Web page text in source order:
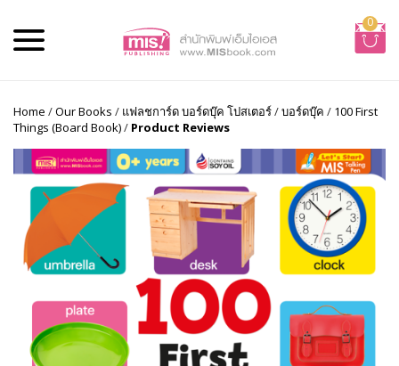
0
Home /Our Books / แฟลชการ์ด บอร์ดบุ๊ค โปสเตอร์/บอร์ดบุ๊ค / 100 First
Things (Board Book)/ Product Reviews